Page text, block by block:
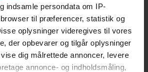
indsamle persondata om IP-
til præferencer, statistik og
oplysninger videregives til vores
der opbevarer og tilgår oplysninger
dig målrettede annoncer, levere
annonce- og indholdsmåling,
Send
accepterer jeg samtidig